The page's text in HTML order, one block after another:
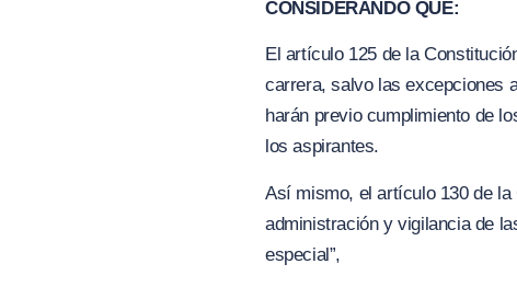
CONSIDERANDO QUE:
El artículo 125 de la
carrera, salvo las excepciones
harán previo cumplimiento de
los aspirantes.
Así mismo, el artículo 130 de la
administración y vigilancia de
especial”,